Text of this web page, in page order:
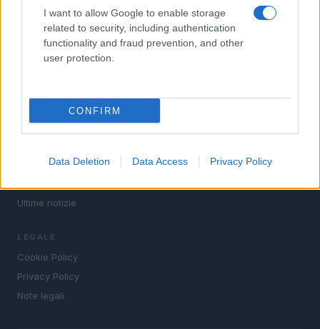
I want to allow Google to enable storage
related to security, including authentication
functionality and fraud prevention, and other
user protection.
CONFIRM
Data Deletion Data Access Privacy Policy
Climate Change
Money
MAGAZINE
Chi siamo
Seguici su Linkedin
Ultime notizie
LEGALE
Cookie Policy
Privacy Policy
Note legali